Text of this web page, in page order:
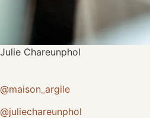
Julie Chareunphol
@maison_argile
@juliechareunphol